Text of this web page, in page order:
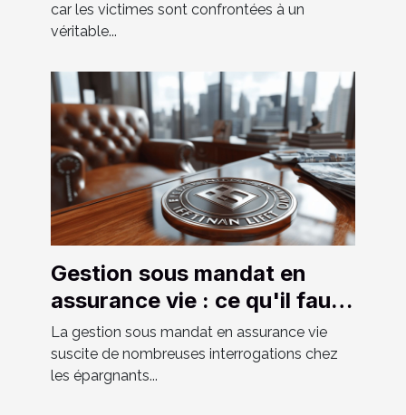
car les victimes sont confrontées à un
véritable...
Gestion sous mandat en
assurance vie : ce qu'il faut
savoir
La gestion sous mandat en assurance vie
suscite de nombreuses interrogations chez
les épargnants...